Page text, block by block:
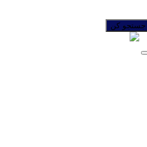
جستجو کن